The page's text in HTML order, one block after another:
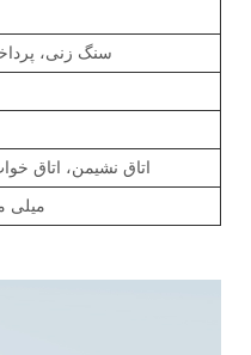
سنگ زنی،
اتاق نشیمن، اتاق
245*135*420